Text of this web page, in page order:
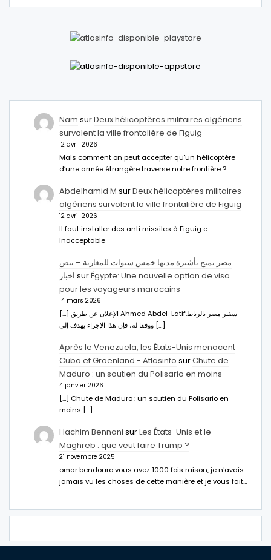
Nam surDeux hélicoptères militaires algériens
survolent la ville frontalière de Figuig
12 avril 2026
Mais comment on peut accepter qu’un hélicoptère
d’une armée étrangère traverse notre frontière ?
Abdelhamid M surDeux hélicoptères militaires
algériens survolent la ville frontalière de Figuig
12 avril 2026
Il faut installer des anti missiles à Figuig c
inacceptable
مصر تمنح تأشيرة مدتها خمس سنوات للمغاربة – نبض
اخبار surÉgypte: Une nouvelle option de visa
pour les voyageurs marocains
14 mars 2026
[…] الإعلان عن طريق Ahmed Abdel-Latifسفير مصر بالرباط.
ووفقا له، فإن هذا الإجراء يهدف إلى […]
Après le Venezuela, les États-Unis menacent
Cuba et Groenland - Atlasinfo surChute de
Maduro : un soutien du Polisario en moins
4 janvier 2026
[…] Chute de Maduro : un soutien du Polisario en
moins […]
Hachim Bennani surLes États-Unis et le
Maghreb : que veut faire Trump ?
21 novembre 2025
omar bendouro vous avez 1000 fois raison, je n'avais
jamais vu les choses de cette manière et je vous fait…